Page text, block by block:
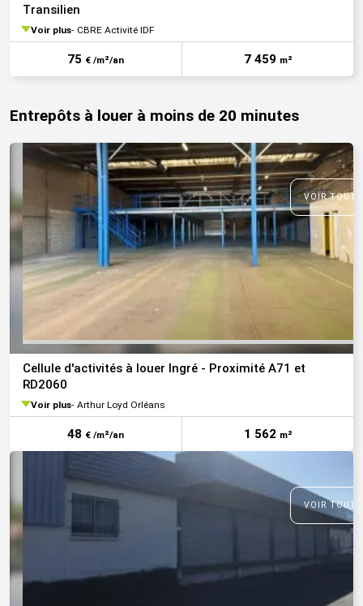
Transilien
Voir plus CBRE Activité IDF
75 € /m²/an 7 459 m²
Entrepôts à louer à moins de 20 minutes
VOIR
Cellule d'activités à louer Ingré - Proximité A71 et
RD2060
Voir plus Arthur Loyd Orléans
48 € /m²/an 1 562 m²
VOIR